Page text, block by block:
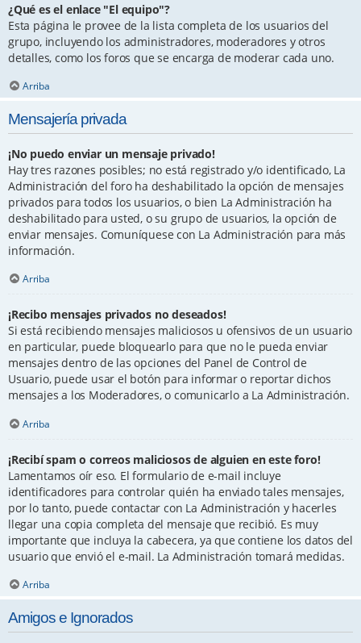
¿Qué es el enlace "El equipo"?
Esta página le provee de la lista completa de los usuarios del
grupo, incluyendo los administradores, moderadores y otros
detalles, como los foros que se encarga de moderar cada uno.
Arriba
Mensajería privada
¡No puedo enviar un mensaje privado!
Hay tres razones posibles; no está registrado y/o identificado, La
Administración del foro ha deshabilitado la opción de mensajes
privados para todos los usuarios, o bien La Administración ha
deshabilitado para usted, o su grupo de usuarios, la opción de
enviar mensajes. Comuníquese con La Administración para más
información.
Arriba
¡Recibo mensajes privados no deseados!
Si está recibiendo mensajes maliciosos u ofensivos de un usuario
en particular, puede bloquearlo para que no le pueda enviar
mensajes dentro de las opciones del Panel de Control de
Usuario, puede usar el botón para informar o reportar dichos
mensajes a los Moderadores, o comunicarlo a La Administración.
Arriba
¡Recibí spam o correos maliciosos de alguien en este foro!
Lamentamos oír eso. El formulario de e-mail incluye
identificadores para controlar quién ha enviado tales mensajes,
por lo tanto, puede contactar con La Administración y hacerles
llegar una copia completa del mensaje que recibió. Es muy
importante que incluya la cabecera, ya que contiene los datos del
usuario que envió el e-mail. La Administración tomará medidas.
Arriba
Amigos e Ignorados